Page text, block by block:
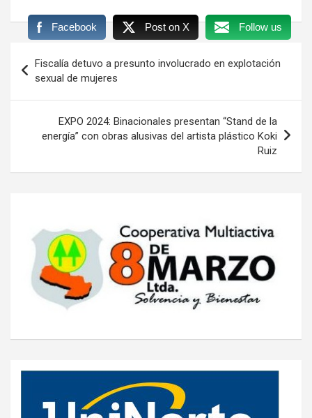
Facebook Post on X Follow us
de
entradas
Fiscalía detuvo a presunto involucrado en explotación
sexual de mujeres
EXPO 2024: Binacionales presentan “Stand de la
energía” con obras alusivas del artista plástico Koki
Ruiz